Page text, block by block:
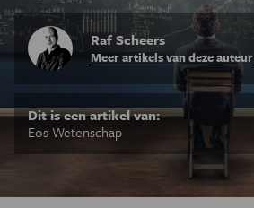
Raf Scheers
Meer artikels van deze auteur
Dit is een artikel van:
Eos Wetenschap